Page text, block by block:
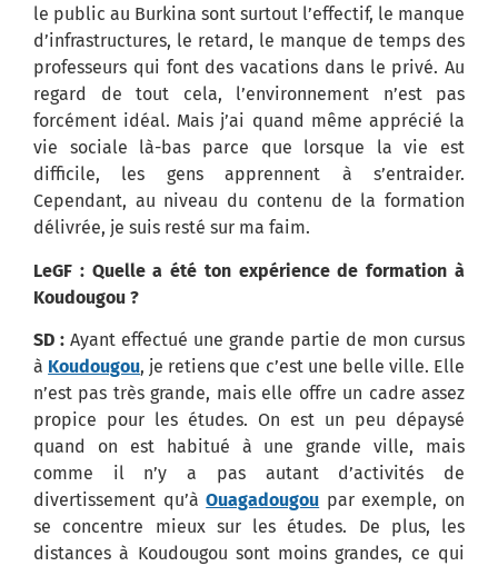
le public au Burkina sont surtout l’effectif, le manque
d’infrastructures, le retard, le manque de temps des
professeurs qui font des vacations dans le privé. Au
regard de tout cela, l’environnement n’est pas
forcément idéal. Mais j’ai quand même apprécié la
vie sociale là-bas parce que lorsque la vie est
difficile, les gens apprennent à s’entraider.
Cependant, au niveau du contenu de la formation
délivrée, je suis resté sur ma faim.
LeGF : Quelle a été ton expérience de formation à
Koudougou ?
SD : Ayant effectué une grande partie de mon cursus
à Koudougou, je retiens que c’est une belle ville. Elle
n’est pas très grande, mais elle offre un cadre assez
propice pour les études. On est un peu dépaysé
quand on est habitué à une grande ville, mais
comme il n’y a pas autant d’activités de
divertissement qu’àOuagadougou par exemple, on
se concentre mieux sur les études. De plus, les
distances à Koudougou sont moins grandes, ce qui